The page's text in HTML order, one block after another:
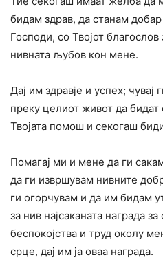
бидам здрав, да станам
Господи, co Твојот
нивната љубов кон мене.
Дај им здравје и успех; чувај
преку целиот живот да бидат
Твојата помош и секогаш
Помагај ми и мене да ги
да ги извршувам нивните
ги огорчувам и да им бидам
за нив најсаканата награда
беспокојства и труд околу
срце, дај им ја оваа награда.